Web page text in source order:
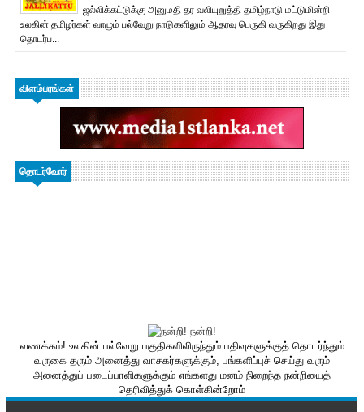
ஜல்லிக்கட்டுக்கு அனுமதி தர வலியுறுத்தி தமிழ்நாடு மட்டுமின்றி
உலகின் தமிழர்கள் வாழும் பல்வேறு நாடுகளிலும் ஆதரவு பெருகி வருகிறது இது
தொடர்ப...
விளம்பரங்கள்
தொடர்வோர்
வணக்கம்! உலகின் பல்வேறு பகுதிகளிலிருந்தும் பதிவுகளுக்குத் தொடர்ந்தும்
வருகை தரும் அனைத்து வாசகர்களுக்கும், பங்களிப்புச் செய்து வரும்
அனைத்துப் படைப்பாளிகளுக்கும் எங்களது மனம் நிறைந்த நன்றியைத்
தெரிவித்துக் கொள்கின்றோம்